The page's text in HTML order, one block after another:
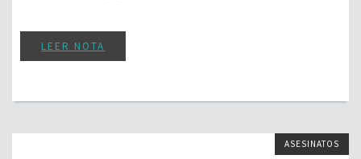
LEER NOTA
ASESINATOS